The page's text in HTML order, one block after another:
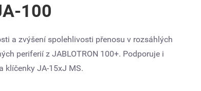
100
a zvýšení spolehlivosti přenosu v rozsáhlých
periferií z JABLOTRON 100+. Podporuje i
klíčenky JA-15xJ MS.